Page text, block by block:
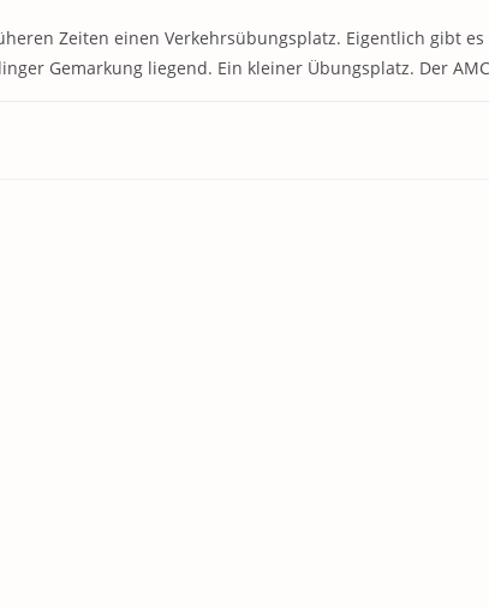
Zeiten einen Verkehrsübungsplatz. Eigentlich gibt
Gemarkung liegend. Ein kleiner Übungsplatz. Der